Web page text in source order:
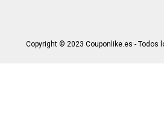
Copyright © 2023 Couponlike.es - Todos